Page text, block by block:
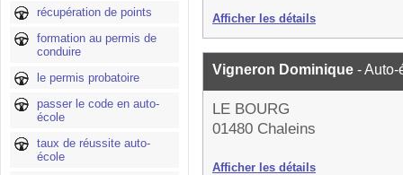
récupération de points
formation au permis de
conduire
le permis probatoire
passer le code en auto-
école
taux de réussite auto-
école
Afficher les détails
Vigneron Dominique - Auto-
LE BOURG
01480 Chaleins
Afficher les détails